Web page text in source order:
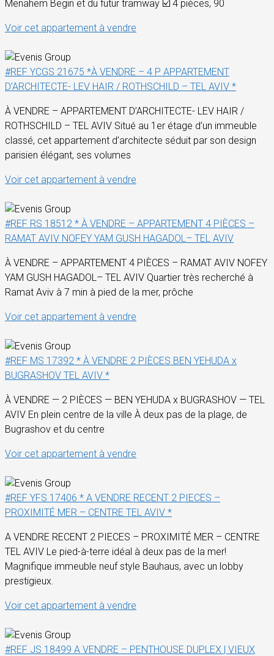
Menahem Begin et du futur tramway ☑️ 4 pièces, 90
Voir cet appartement à vendre
#REF YCGS 21675 *À VENDRE – 4 P APPARTEMENT
D’ARCHITECTE- LEV HAIR / ROTHSCHILD – TEL AVIV *
À VENDRE – APPARTEMENT D’ARCHITECTE- LEV HAIR /
ROTHSCHILD – TEL AVIV Situé au 1er étage d’un immeuble
classé, cet appartement d’architecte séduit par son design
parisien élégant, ses volumes
Voir cet appartement à vendre
#REF RS 18512 * À VENDRE – APPARTEMENT 4 PIÈCES –
RAMAT AVIV NOFEY YAM GUSH HAGADOL– TEL AVIV
À VENDRE – APPARTEMENT 4 PIÈCES – RAMAT AVIV NOFEY
YAM GUSH HAGADOL– TEL AVIV Quartier très recherché à
Ramat Aviv à 7 min à pied de la mer, prôche
Voir cet appartement à vendre
#REF MS 17392 * À VENDRE 2 PIÈCES BEN YEHUDA x
BUGRASHOV TEL AVIV *
À VENDRE — 2 PIÈCES — BEN YEHUDA x BUGRASHOV — TEL
AVIV En plein centre de la ville À deux pas de la plage, de
Bugrashov et du centre
Voir cet appartement à vendre
#REF YFS 17406 * A VENDRE RECENT 2 PIECES –
PROXIMITÉ MER – CENTRE TEL AVIV *
A VENDRE RECENT 2 PIECES – PROXIMITÉ MER – CENTRE
TEL AVIV Le pied-à-terre idéal à deux pas de la mer!
Magnifique immeuble neuf style Bauhaus, avec un lobby
prestigieux.
Voir cet appartement à vendre
#REF JS 18499 A VENDRE – PENTHOUSE DUPLEX | VIEUX